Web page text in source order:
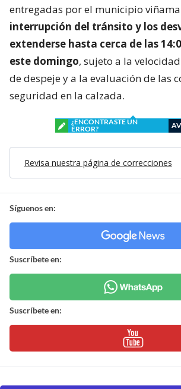
entregadas por el municipio
interrupción del tránsito y los
extenderse hasta cerca de las
este domingo, sujeto a la
de despeje y a la evaluación de las
seguridad en la calzada.
¿ENCONTRASTE UN
ERROR?
Revisa nuestra página de correcciones
Síguenos en:
Suscríbete en:
Suscríbete en: